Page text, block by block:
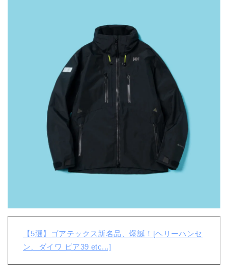
【5選】ゴアテックス新名品、爆誕！[ヘリーハンセ
ン、ダイワ ピア39 etc...]